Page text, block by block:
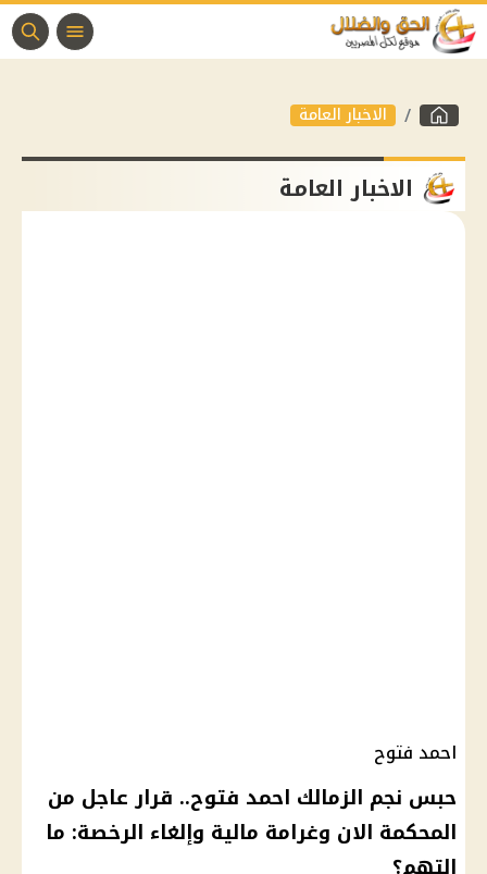
الاخبار العامة
الاخبار العامة
احمد فتوح
حبس نجم الزمالك احمد فتوح.. قرار عاجل من
المحكمة الان وغرامة مالية وإلغاء الرخصة: ما